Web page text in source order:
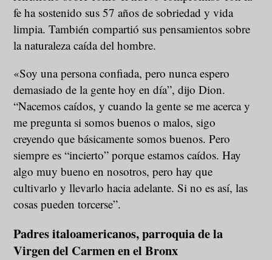
fe ha sostenido sus 57 años de sobriedad y vida
limpia. También compartió sus pensamientos sobre
la naturaleza caída del hombre.
«Soy una persona confiada, pero nunca espero
demasiado de la gente hoy en día”, dijo Dion.
“Nacemos caídos, y cuando la gente se me acerca y
me pregunta si somos buenos o malos, sigo
creyendo que básicamente somos buenos. Pero
siempre es “incierto” porque estamos caídos. Hay
algo muy bueno en nosotros, pero hay que
cultivarlo y llevarlo hacia adelante. Si no es así, las
cosas pueden torcerse”.
Padres italoamericanos, parroquia de la
Virgen del Carmen en el Bronx